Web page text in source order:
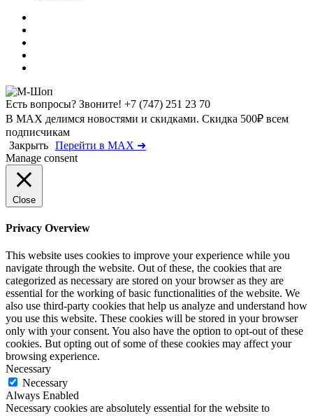
Есть вопросы? Звоните! +7 (747) 251 23 70
В MAX делимся новостями и скидками. Скидка 500₽ всем
подписчикам
Закрыть Перейти в MAX ➜
Manage consent
Close
Privacy Overview
This website uses cookies to improve your experience while you
navigate through the website. Out of these, the cookies that are
categorized as necessary are stored on your browser as they are
essential for the working of basic functionalities of the website. We
also use third-party cookies that help us analyze and understand how
you use this website. These cookies will be stored in your browser
only with your consent. You also have the option to opt-out of these
cookies. But opting out of some of these cookies may affect your
browsing experience.
Necessary
Necessary
Always Enabled
Necessary cookies are absolutely essential for the website to